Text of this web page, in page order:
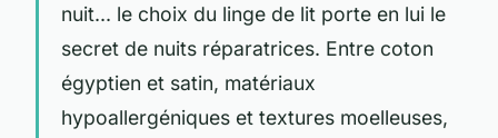
nuit... le choix du linge de lit porte en lui le
secret de nuits réparatrices. Entre coton
égyptien et satin, matériaux
hypoallergéniques et textures moelleuses,